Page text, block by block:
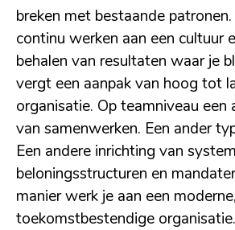
breken met bestaande
continu werken aan een cultuur
behalen van resultaten waar je
vergt een aanpak van hoog tot
organisatie. Op teamniveau een
van samenwerken. Een ander
Een andere inrichting van
beloningsstructuren en
manier werk je aan een moderne,
toekomstbestendige organisatie.